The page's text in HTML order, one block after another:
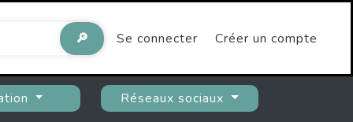
🔎 Se connecter Créer un compte
Réseaux sociaux